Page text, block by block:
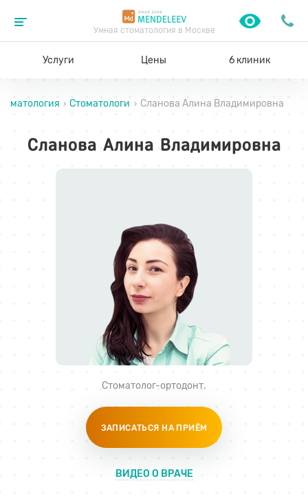
Умная стоматология в Москве
Услуги Цены 6 клиник
› Стоматологи › Сланова Алина Владимировна
Сланова Алина Владимировна
Стоматолог-ортодонт.
ЗАПИСАТЬСЯ НА ПРИЁМ
ВИДЕО О ВРАЧЕ